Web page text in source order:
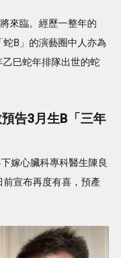
來臨。經歷一整年的
蛇B」的演藝圈中人亦為
巳蛇年排隊出世的蛇
告3月生B「三年
嫁心臟科專科醫生陳良
宣布再度有喜，預產